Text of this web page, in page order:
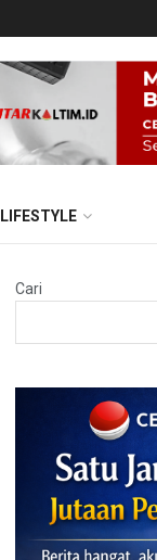
LIFESTYLE
Cari